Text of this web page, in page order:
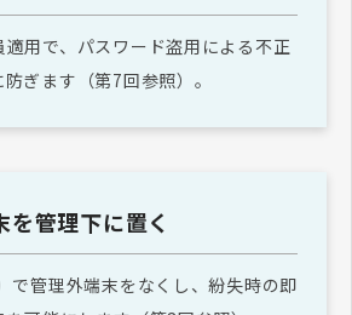
用で、パスワード盗用による不正
ぎます（第7回参照）。
を管理下に置く
で管理外端末をなくし、紛失時の即